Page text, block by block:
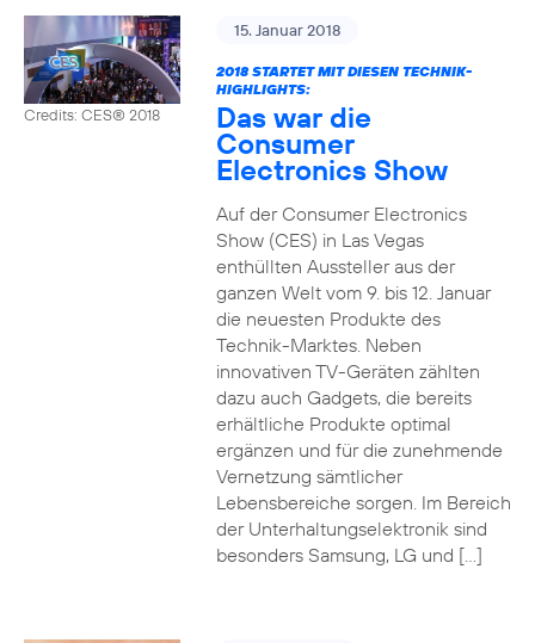
Credits: CES® 2018
15. Januar 2018
2018 STARTET MIT DIESEN TECHNIK-
HIGHLIGHTS:
Das war die
Consumer
Electronics Show
Auf der Consumer Electronics
Show (CES) in Las Vegas
enthüllten Aussteller aus der
ganzen Welt vom 9. bis 12. Januar
die neuesten Produkte des
Technik-Marktes. Neben
innovativen TV-Geräten zählten
dazu auch Gadgets, die bereits
erhältliche Produkte optimal
ergänzen und für die zunehmende
Vernetzung sämtlicher
Lebensbereiche sorgen. Im Bereich
der Unterhaltungselektronik sind
besonders Samsung, LG und […]